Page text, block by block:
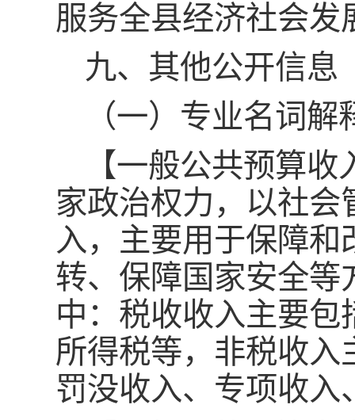
服务全县经济社会发
九、其他公开信息
（一）专业名词解
【一般公共预算
家政治权力，以社
入，主要用于保障
转、保障国家安全等
中：税收收入主要
所得税等，非税收
罚没收入、专项收